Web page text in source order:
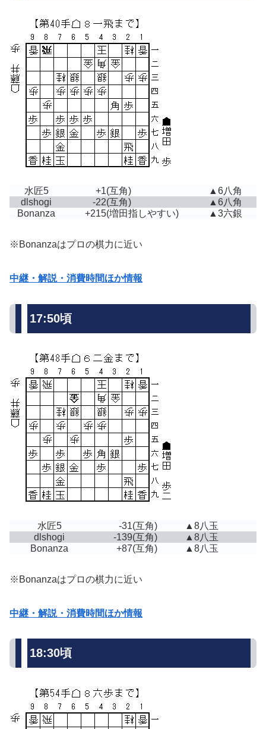
水匠5 +1(互角)
▲6八角
dlshogi
-22(互角)
▲6八角
Bonanza
+215(増田指しやすい) ▲3六銀
※Bonanzaはプロの棋力に近い
中継・解説・消費時間ほか情報
17:50頃
水匠5 -31(互角)
▲8八玉
dlshogi
-139(互角)
▲8八玉
Bonanza
+87(互角) ▲8八玉
※Bonanzaはプロの棋力に近い
中継・解説・消費時間ほか情報
18:30頃